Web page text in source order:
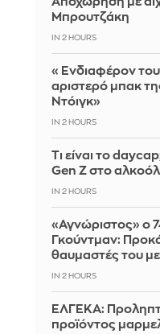
Μπρουτζάκη
IN 2 HOURS
«Ενδιαφέρον του
αριστερό μπακ
Ντόιγκ»
IN 2 HOURS
Τι είναι το
Gen Z στο αλκοόλ
IN 2 HOURS
«Αγνώριστος» ο
Γκούντμαν:
θαυμαστές του
IN 2 HOURS
ΕΛΓΕΚΑ:
προϊόντος